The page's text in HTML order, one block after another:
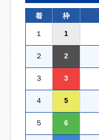
着 枠
１ 1
２ 2
３ 3
４ 5
５ 6